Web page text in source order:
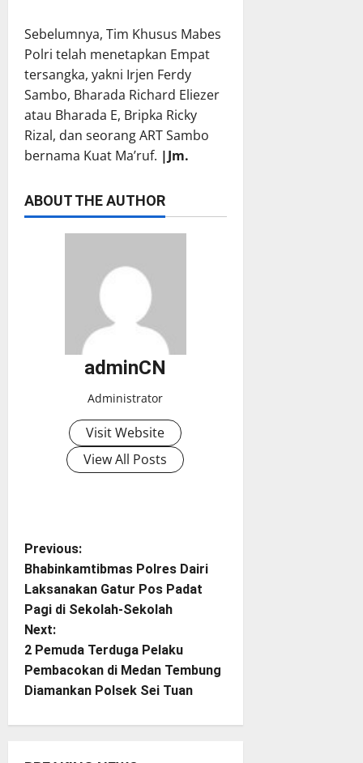
Sebelumnya, Tim Khusus Mabes
Polri telah menetapkan Empat
tersangka, yakni Irjen Ferdy
Sambo, Bharada Richard Eliezer
atau Bharada E, Bripka Ricky
Rizal, dan seorang ART Sambo
bernama Kuat Ma’ruf. |Jm.
ABOUT THE AUTHOR
adminCN
Administrator
Visit Website
View All Posts
P
o
s
t
n
a
Previous:
Bhabinkamtibmas Polres Dairi
Laksanakan Gatur Pos Padat
Pagi di Sekolah-Sekolah
Next:
2 Pemuda Terduga Pelaku
Pembacokan di Medan Tembung
Diamankan Polsek Sei Tuan